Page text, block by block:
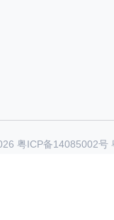
粤ICP备14085002号